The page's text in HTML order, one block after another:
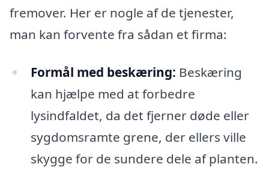
fremover. Her er nogle af de tjenester,
man kan forvente fra sådan et firma:
Formål med beskæring: Beskæring
kan hjælpe med at forbedre
lysindfaldet, da det fjerner døde eller
sygdomsramte grene, der ellers ville
skygge for de sundere dele af planten.